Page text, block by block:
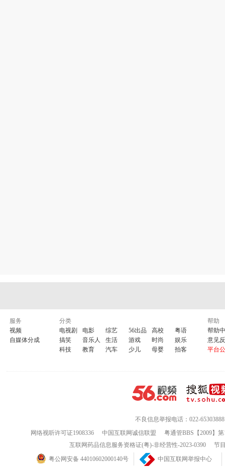
服务
视频
自媒体分成
分类
电视剧
电影 综艺 56出品 高校
粤语
搞笑
音乐人 生活 游戏 时尚
娱乐
科技
教育 汽车 少儿 母婴 拍客
帮助
帮助
意见
平台
不良信息举报电话：022-65303888
网络视听许可证1908336
中国互联网诚信联盟
粤通管BBS【2009】
互联网药品信息服务资格证(粤)-非经营性-2023-0390
节
粤公网安备 44010602000140号
中国互联网举报中心